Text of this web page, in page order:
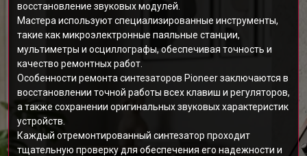
восстановление звуковых модулей.
Мастера используют специализированные инструменты,
такие как микроэлектронные паяльные станции,
мультиметры и осциллографы, обеспечивая точность и
качество ремонтных работ.
Особенности ремонта синтезаторов Pioneer заключаются в
восстановлении точной работы всех клавиш и регуляторов,
а также сохранении оригинальных звуковых характеристик
устройств.
Каждый отремонтированный синтезатор проходит
тщательную проверку для обеспечения его надежности и